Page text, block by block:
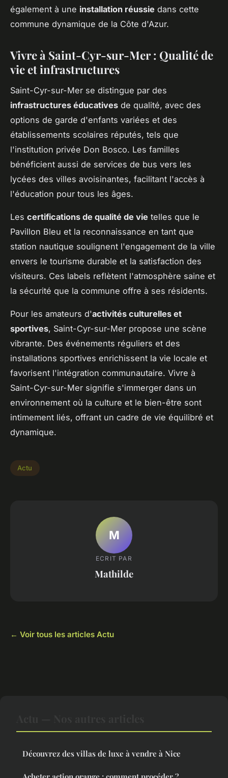
également à une installation réussie dans cette
commune dynamique de la Côte d'Azur.
Vivre à Saint-Cyr-sur-Mer : Qualité de
vie et infrastructures
Saint-Cyr-sur-Mer se distingue par des
infrastructures éducatives de qualité, avec des
options de garde d'enfants variées et des
établissements scolaires réputés, tels que
l'institution privée Don Bosco. Les familles
bénéficient aussi de services de bus vers les
lycées des villes avoisinantes, facilitant l'accès à
l'éducation pour tous les âges.
Les certifications de qualité de vie telles que le
Pavillon Bleu et la reconnaissance en tant que
station nautique soulignent l'engagement de la ville
envers le tourisme durable et la satisfaction des
visiteurs. Ces labels reflètent l'atmosphère saine et
la sécurité que la commune offre à ses résidents.
Pour les amateurs d'activités culturelles et
sportives, Saint-Cyr-sur-Mer propose une scène
vibrante. Des événements réguliers et des
installations sportives enrichissent la vie locale et
favorisent l'intégration communautaire. Vivre à
Saint-Cyr-sur-Mer signifie s'immerger dans un
environnement où la culture et le bien-être sont
intimement liés, offrant un cadre de vie équilibré et
dynamique.
Actu
M
ECRIT PAR
Mathilde
← Voir tous les articles Actu
Découvrez des villas de luxe à vendre à Nice